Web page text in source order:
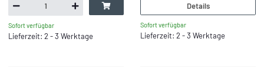
Sofort verfügbar
Lieferzeit: 2 - 3 Werktage
Details
Sofort verfügbar
Lieferzeit: 2 - 3 Werktage